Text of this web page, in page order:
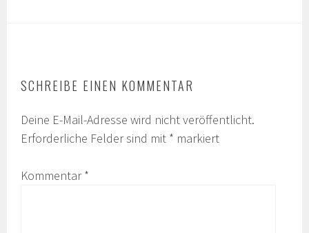
SCHREIBE EINEN KOMMENTAR
Deine E-Mail-Adresse wird nicht veröffentlicht.
Erforderliche Felder sind mit * markiert
Kommentar*